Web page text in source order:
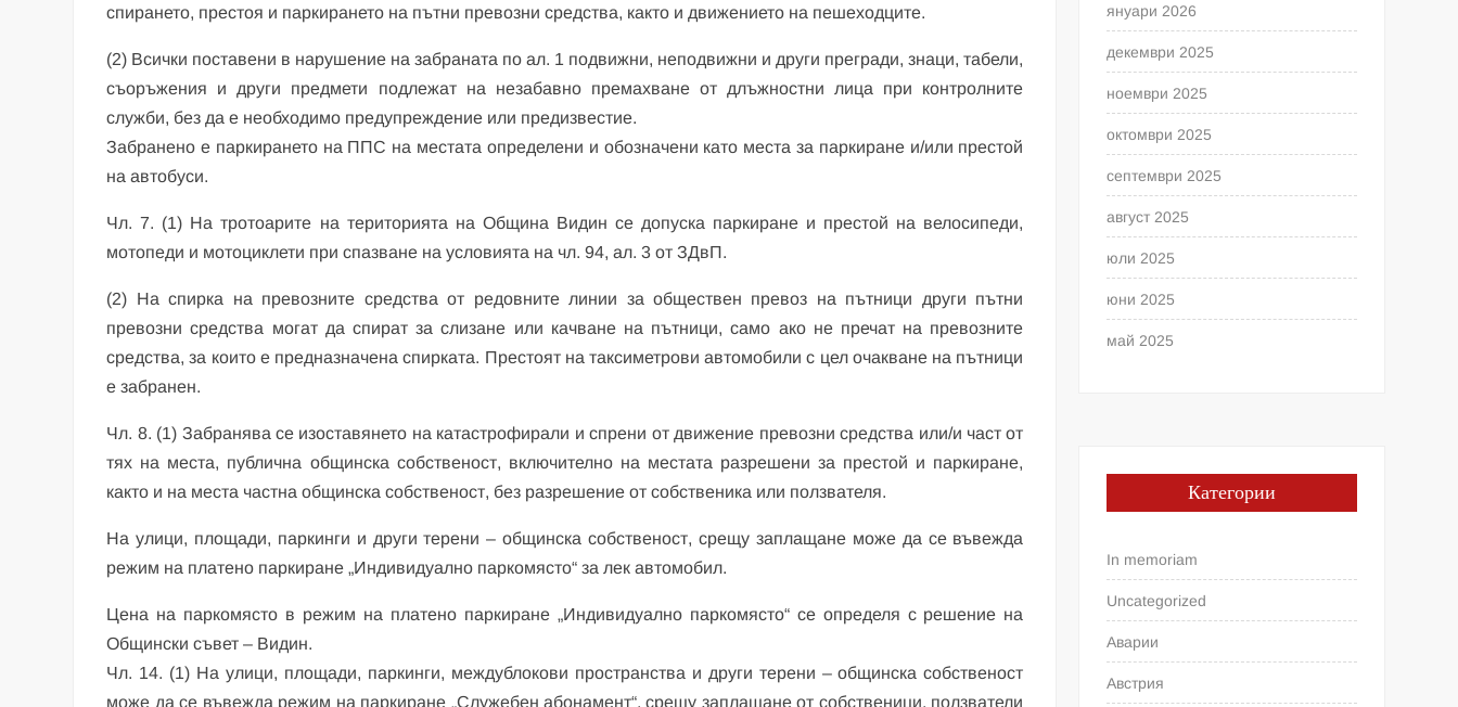
спирането, престоя и паркирането на пътни превозни средства, както и движението на пешеходците.
(2) Всички поставени в нарушение на забраната по ал. 1 подвижни, неподвижни и други прегради, знаци, табели,
съоръжения и други предмети подлежат на незабавно премахване от длъжностни лица при контролните
служби, без да е необходимо предупреждение или предизвестие.
Забранено е паркирането на ППС на местата определени и обозначени като места за паркиране и/или престой
на автобуси.
Чл. 7. (1) На тротоарите на територията на Община Видин се допуска паркиране и престой на велосипеди,
мотопеди и мотоциклети при спазване на условията на чл. 94, ал. 3 от ЗДвП.
(2) На спирка на превозните средства от редовните линии за обществен превоз на пътници други пътни
превозни средства могат да спират за слизане или качване на пътници, само ако не пречат на превозните
средства, за които е предназначена спирката. Престоят на таксиметрови автомобили с цел очакване на пътници
е забранен.
Чл. 8. (1) Забранява се изоставянето на катастрофирали и спрени от движение превозни средства или/и част от
тях на места, публична общинска собственост, включително на местата разрешени за престой и паркиране,
както и на места частна общинска собственост, без разрешение от собственика или ползвателя.
На улици, площади, паркинги и други терени – общинска собственост, срещу заплащане може да се въвежда
режим на платено паркиране „Индивидуално паркомясто“ за лек автомобил.
Цена на паркомясто в режим на платено паркиране „Индивидуално паркомясто“ се определя с решение на
Общински съвет – Видин.
Чл. 14. (1) На улици, площади, паркинги, междублокови пространства и други терени – общинска собственост
може да се въвежда режим на паркиране „Служебен абонамент“, срещу заплащане от собственици, ползватели
януари 2026
декември 2025
ноември 2025
октомври 2025
септември 2025
август 2025
юли 2025
юни 2025
май 2025
Категории
In memoriam
Uncategorized
Аварии
Австрия